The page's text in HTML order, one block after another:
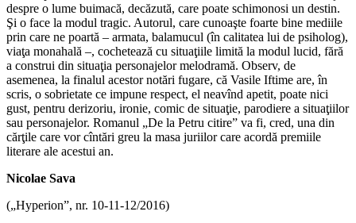
despre o lume buimacă, decăzută, care poate schimonosi un destin.
Şi o face la modul tragic. Autorul, care cunoaşte foarte bine mediile
prin care ne poartă – armata, balamucul (în calitatea lui de psiholog),
viaţa monahală –, cochetează cu situaţiile limită la modul lucid, fără
a construi din situaţia personajelor melodramă. Observ, de
asemenea, la finalul acestor notări fugare, că Vasile Iftime are, în
scris, o sobrietate ce impune respect, el neavînd apetit, poate nici
gust, pentru derizoriu, ironie, comic de situaţie, parodiere a situaţiilor
sau personajelor. Romanul „De la Petru citire” va fi, cred, una din
cărţile care vor cîntări greu la masa juriilor care acordă premiile
literare ale acestui an.
Nicolae Sava
(„Hyperion”, nr. 10-11-12/2016)